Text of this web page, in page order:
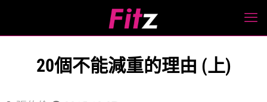
20個不能減重的理由 (上)